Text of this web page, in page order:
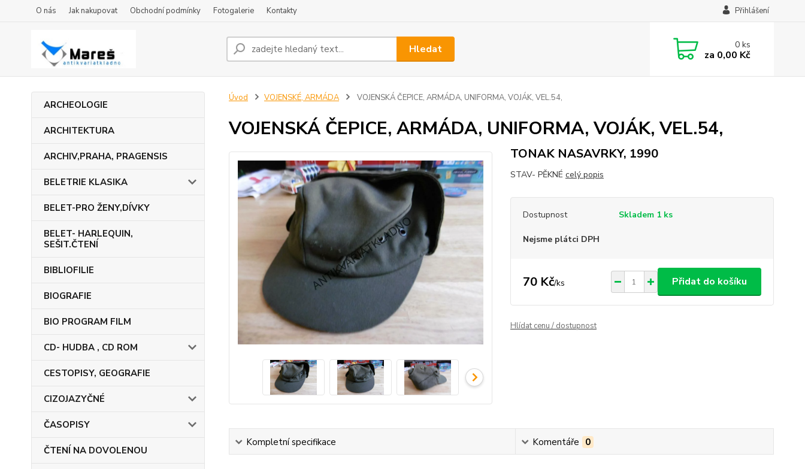
O nás Jak nakupovat Obchodní podmínky Fotogalerie Kontakty Přihlášení
Hledat 0ks
za 0,00 Kč
ARCHEOLOGIE
ARCHITEKTURA
ARCHIV,PRAHA, PRAGENSIS
BELETRIE KLASIKA
BELET-PRO ŽENY,DÍVKY
BELET- HARLEQUIN,
SEŠIT.ČTENÍ
BIBLIOFILIE
BIOGRAFIE
BIO PROGRAM FILM
CD- HUDBA , CD ROM
CESTOPISY, GEOGRAFIE
CIZOJAZYČNÉ
ČASOPISY
ČTENÍ NA DOVOLENOU
Úvod VOJENSKÉ, ARMÁDA VOJENSKÁ ČEPICE, ARMÁDA, UNIFORMA, VOJÁK, VEL.54,
VOJENSKÁ ČEPICE, ARMÁDA, UNIFORMA, VOJÁK, VEL.54,
TONAK NASAVRKY, 1990
STAV- PĚKNÉ celý popis
Dostupnost Skladem 1 ks
Nejsme plátci DPH
70 Kč/ks Přidat do košíku
Hlídat cenu / dostupnost
Kompletní specifikace Komentáře 0